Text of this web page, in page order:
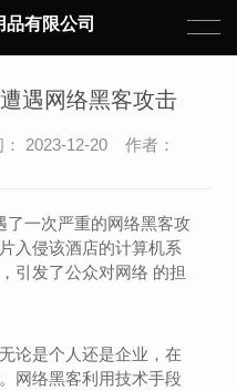
有限公司
遇网络黑客攻击
2023-12-20 作者：
了一次严重的网络黑客攻
入侵该酒店的计算机系
引发了公众对网络 的担
论是个人还是企业，在
网络黑客利用技术手段